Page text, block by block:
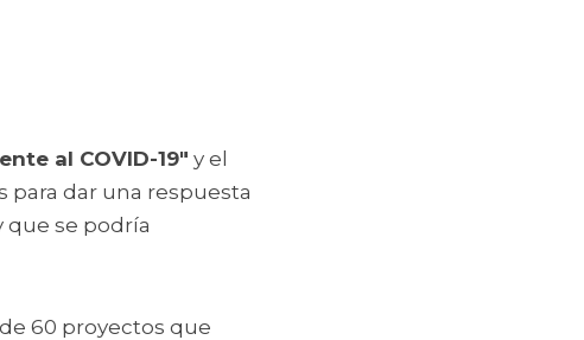
al COVID-19" y el
para dar una respuesta
que se podría
60 proyectos que